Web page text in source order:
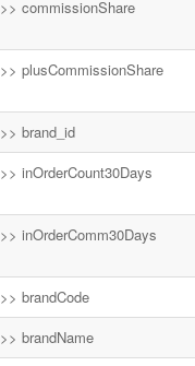
>> commissionShare
>> plusCommissionShare
>> brand_id
>> inOrderCount30Days
>> inOrderComm30Days
>> brandCode
>> brandName